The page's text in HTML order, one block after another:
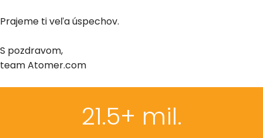
Prajeme ti veľa úspechov.
S pozdravom,
team Atomer.com
21.5+ mil.